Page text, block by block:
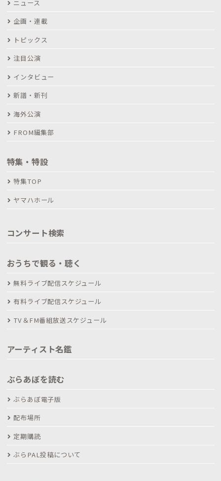
ニュース
企画・連載
トピックス
注目公演
インタビュー
新譜・新刊
海外公演
FROM編集部
特集・特設
特集TOP
ヤマハホール
コンサート検索
おうちで観る・聴く
無料ライブ配信スケジュール
有料ライブ配信スケジュール
TV＆FM番組放送スケジュール
アーティスト名鑑
ぶらあぼを読む
ぶらあぼ電子版
配布場所
定期購読
ぶらPAL投稿について